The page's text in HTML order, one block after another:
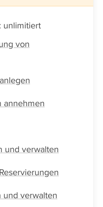
: unlimitiert
von
annehmen
und verwalten
und verwalten